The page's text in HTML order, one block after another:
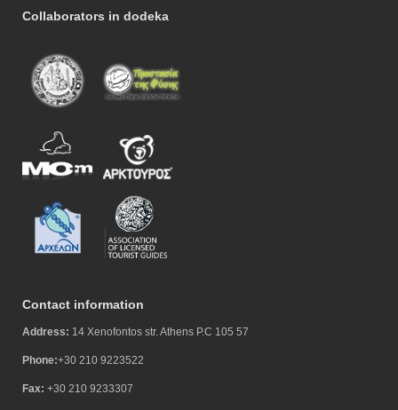
Collaborators in dodeka
Contact information
Address: 14 Xenofontos str. Athens P.C 105 57
Phone:+30 210 9223522
Fax: +30 210 9233307